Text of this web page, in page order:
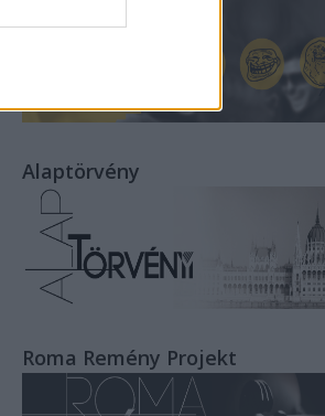
Alaptörvény
Roma Remény Projekt